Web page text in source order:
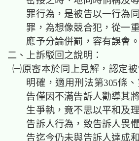
罪行為，是被告以一行為
罪，為想像競合犯，從一
應予分論併罰，容有誤會。
二、上訴駁回之說明：
㈠原審本於同上見解，認定
明確，適用刑法第305條
告僅因不滿告訴人勸導其
生爭執，竟不思以平和及
告訴人行為，致告訴人畏
告迄今仍未與告訴人達成